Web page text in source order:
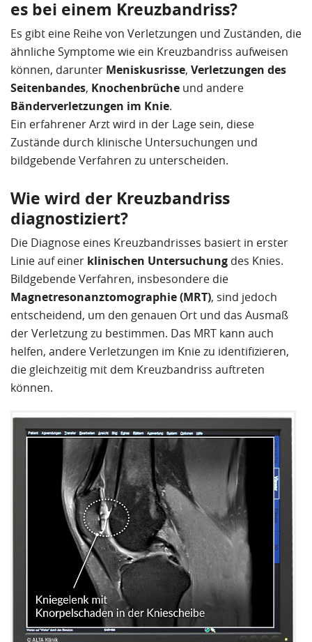
es bei einem Kreuzbandriss?
Es gibt eine Reihe von Verletzungen und Zuständen, die
ähnliche Symptome wie ein Kreuzbandriss aufweisen
können, darunter Meniskusrisse, Verletzungen des
Seitenbandes, Knochenbrüche und andere
Bänderverletzungen im Knie.
Ein erfahrener Arzt wird in der Lage sein, diese
Zustände durch klinische Untersuchungen und
bildgebende Verfahren zu unterscheiden.
Wie wird der Kreuzbandriss
diagnostiziert?
Die Diagnose eines Kreuzbandrisses basiert in erster
Linie auf einer klinischen Untersuchung des Knies.
Bildgebende Verfahren, insbesondere die
Magnetresonanztomographie (MRT), sind jedoch
entscheidend, um den genauen Ort und das Ausmaß
der Verletzung zu bestimmen. Das MRT kann auch
helfen, andere Verletzungen im Knie zu identifizieren,
die gleichzeitig mit dem Kreuzbandriss auftreten
können.